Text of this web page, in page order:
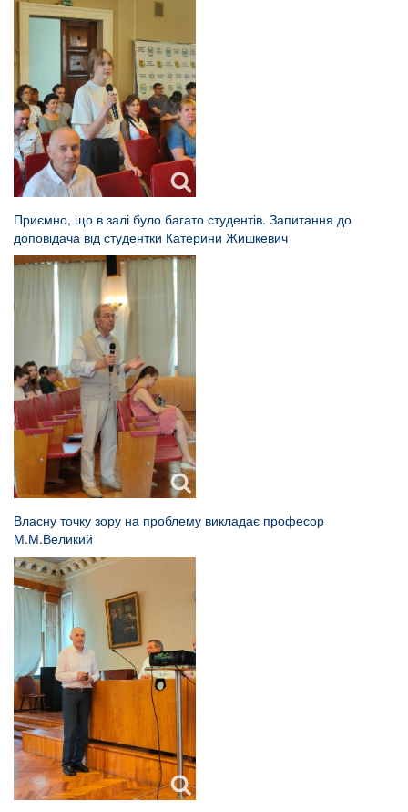
Приємно, що в залі було багато студентів. Запитання до
доповідача від студентки Катерини Жишкевич
Власну точку зору на проблему викладає професор
М.М.Великий